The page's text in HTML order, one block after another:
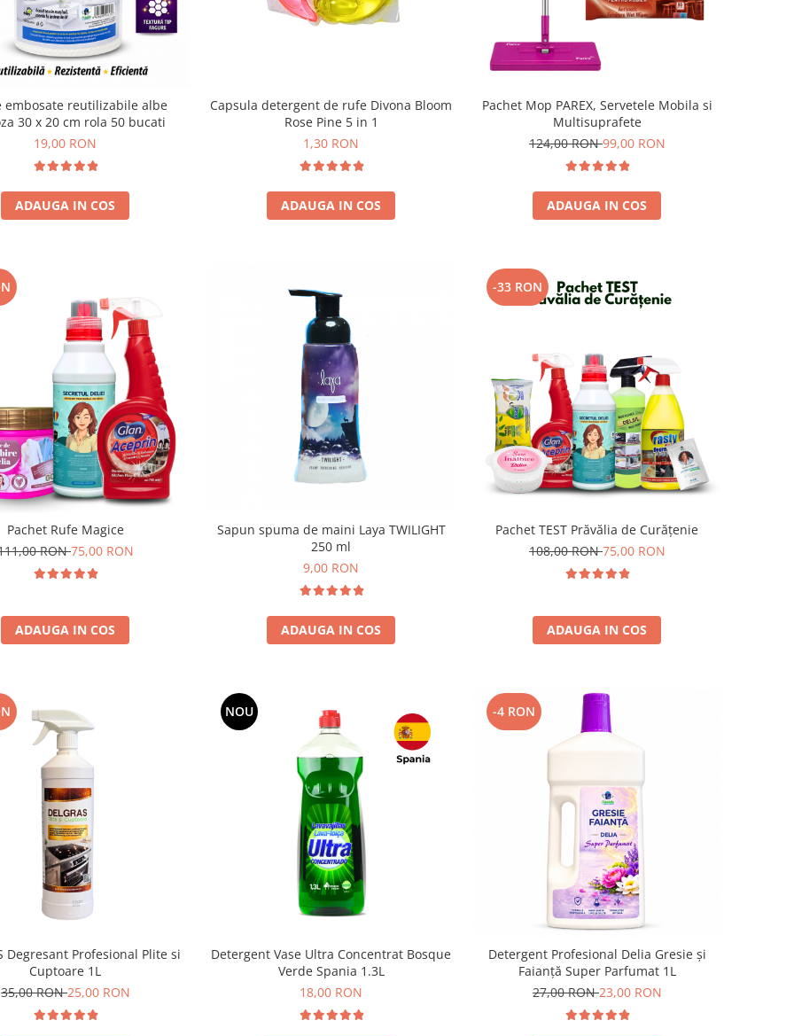
embosate reutilizabile albe
30 x 20 cm rola 50 bucati
19,00 RON
ADAUGA IN COS
Capsula detergent de rufe Divona Bloom
Rose Pine 5 in 1
1,30 RON
ADAUGA IN COS
Pachet Mop PAREX, Servetele Mobila si
Multisuprafete
124,00 RON99,00 RON
ADAUGA IN COS
Pachet Rufe Magice
RON75,00 RON
ADAUGA IN COS
Sapun spuma de maini Laya TWILIGHT
250 ml
9,00 RON
ADAUGA IN COS
-33 RON
Pachet TEST Prăvălia de Curățenie
108,00 RON75,00 RON
ADAUGA IN COS
Degresant Profesional Plite si
Cuptoare 1L
35,00 RON25,00 RON
NOU
Detergent Vase Ultra Concentrat Bosque
Verde Spania 1.3L
18,00 RON
-4 RON
Detergent Profesional Delia Gresie și
Faianță Super Parfumat 1L
27,00 RON23,00 RON